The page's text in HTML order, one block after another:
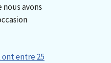
avons
entre 25